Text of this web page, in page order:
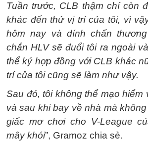
Tuần trước, CLB thậm chí còn
khác đến thử vị trí của tôi, vì
hôm nay và dính chấn
chắn HLV sẽ đuổi tôi ra ngoài
thể ký hợp đồng với CLB khác
trí của tôi cũng sẽ làm như vậy.
Sau đó, tôi không thể mạo hiểm
và sau khi bay về nhà mà
giấc mơ chơi cho V-League
mây khói”, Gramoz chia sẻ.